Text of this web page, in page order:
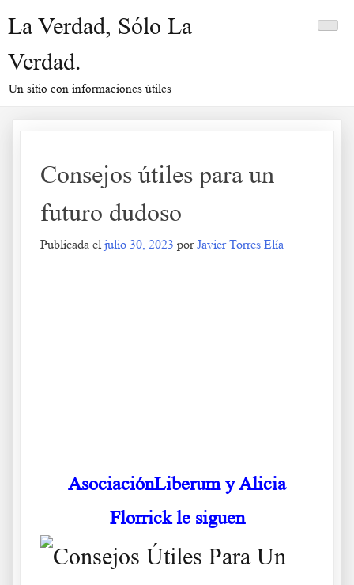
La Verdad, Sólo La
Verdad.
Un sitio con informaciones útiles
Consejos útiles para un
futuro dudoso
Publicada el julio 30, 2023 porJavier Torres Elía
AsociaciónLiberum y Alicia
Florrick le siguen